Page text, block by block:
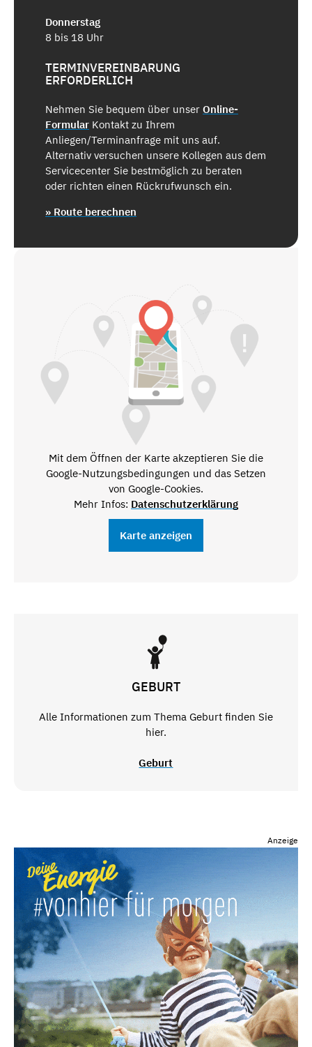
Donnerstag
8 bis 18 Uhr
TERMINVEREINBARUNG
ERFORDERLICH
Nehmen Sie bequem über unser Online-
Formular Kontakt zu Ihrem
Anliegen/Terminanfrage mit uns auf.
Alternativ versuchen unsere Kollegen aus dem
Servicecenter Sie bestmöglich zu beraten
oder richten einen Rückrufwunsch ein.
» Route berechnen
Mit dem Öffnen der Karte akzeptieren Sie die
Google-Nutzungsbedingungen und das Setzen
von Google-Cookies.
Mehr Infos: Datenschutzerklärung
Karte anzeigen
GEBURT
Alle Informationen zum Thema Geburt finden Sie
hier.
Geburt
Anzeige